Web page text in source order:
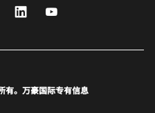
Twitter LinkedIn
有。万豪国际专有信息